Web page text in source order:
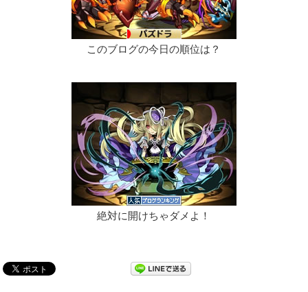
このブログの今日の順位は？
絶対に開けちゃダメよ！